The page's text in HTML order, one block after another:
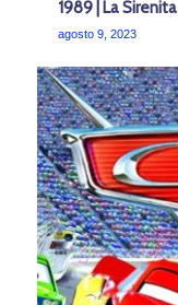
1989 | La Sirenita
agosto 9, 2023